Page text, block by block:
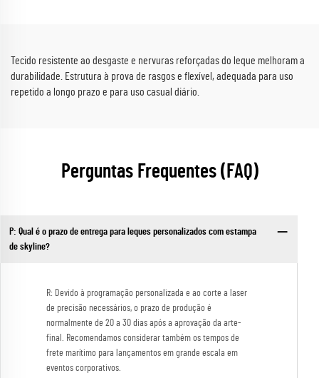
Tecido resistente ao desgaste e nervuras reforçadas do leque melhoram a
durabilidade. Estrutura à prova de rasgos e flexível, adequada para uso
repetido a longo prazo e para uso casual diário.
Perguntas Frequentes (FAQ)
P: Qual é o prazo de entrega para leques personalizados com estampa
de skyline?
R: Devido à programação personalizada e ao corte a laser
de precisão necessários, o prazo de produção é
normalmente de 20 a 30 dias após a aprovação da arte-
final. Recomendamos considerar também os tempos de
frete marítimo para lançamentos em grande escala em
eventos corporativos.